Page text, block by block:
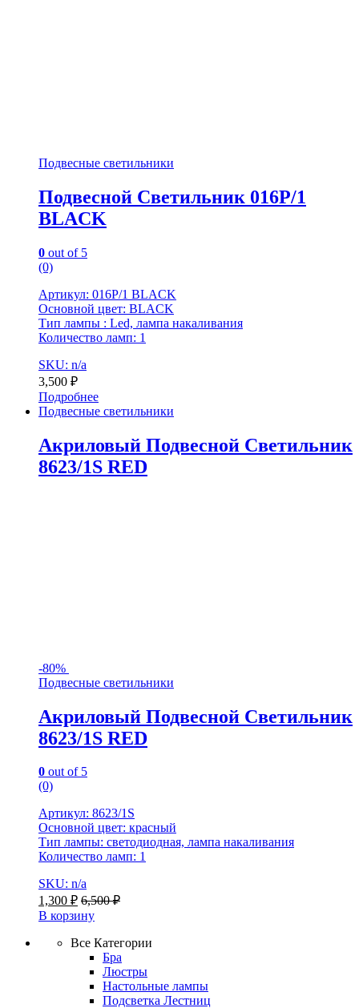
Подвесные светильники
Подвесной Светильник 016P/1
BLACK
0 out of 5
(0)
Артикул: 016P/1 BLACK
Основной цвет: BLACK
Тип лампы : Led, лампа накаливания
Количество ламп: 1
SKU: n/a
3,500 ₽
Подробнее
Подвесные светильники
Акриловый Подвесной Светильник
8623/1S RED
-80%
Подвесные светильники
Акриловый Подвесной Светильник
8623/1S RED
0 out of 5
(0)
Артикул: 8623/1S
Основной цвет: красный
Тип лампы: светодиодная, лампа накаливания
Количество ламп: 1
SKU: n/a
1,300 ₽ 6,500₽
В корзину
Все Категории
Бра
Люстры
Настольные лампы
Подсветка Лестниц